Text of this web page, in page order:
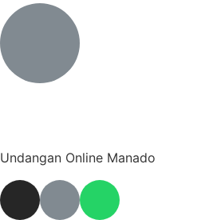
Undangan Online Manado